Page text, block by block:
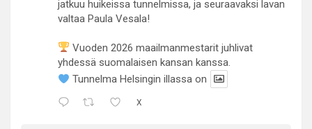
jatkuu huikeissa tunnelmissa, ja seuraavaksi lavan
valtaa Paula Vesala!
Vuoden 2026 maailmanmestarit juhlivat
yhdessä suomalaisen kansan kanssa.
Tunnelma Helsingin illassa on
X